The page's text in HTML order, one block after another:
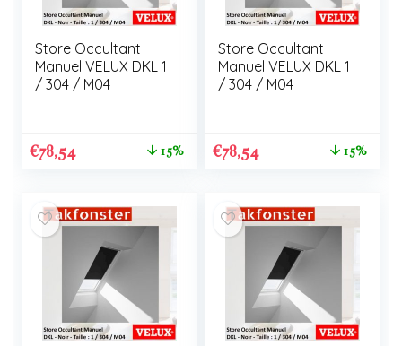
Store Occultant
Manuel VELUX DKL 1
/ 304 / M04
€78,54 15%
Store Occultant
Manuel VELUX DKL 1
/ 304 / M04
€78,54 15%